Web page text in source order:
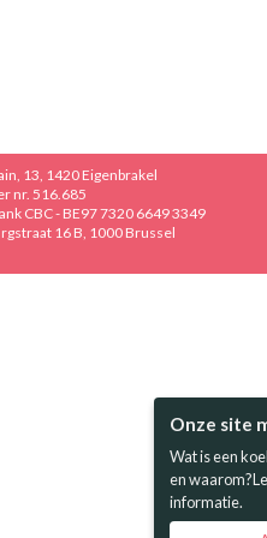
Onze site
Wat is een
en
informatie.
13, 1420 Eigenbrakel
nr. 516.685
CBC - BE97 7320 6649 3349
16 B, 1000 Brussel